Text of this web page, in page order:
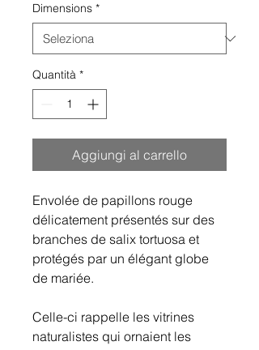
Dimensions *
Quantità *
Aggiungi al carrello
Envolée de papillons rouge
délicatement présentés sur des
branches de salix tortuosa et
protégés par un élégant globe
de mariée.
Celle-ci rappelle les vitrines
naturalistes qui ornaient les